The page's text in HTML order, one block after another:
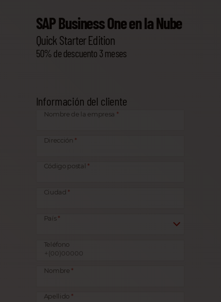
SAP Business One en la Nube
Quick Starter Edition
50% de descuento 3 meses
Información del cliente
Nombre de la empresa
Dirección
Código postal
Ciudad
País
Teléfono
Nombre
Apellido